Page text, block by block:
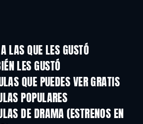
LAS QUE LES GUSTÓ
LES GUSTÓ
QUE PUEDES VER GRATIS
POPULARES
DE DRAMA (ESTRENOS EN